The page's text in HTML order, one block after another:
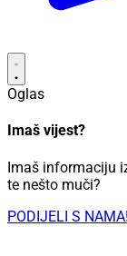
Oglas
Imaš vijest?
Imaš informaciju
te nešto muči?
PODIJELI S NAMA!